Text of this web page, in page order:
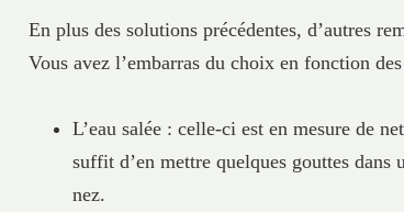
En plus des solutions précédentes, d’autres
Vous avez l’embarras du choix en fonction
L’eau salée : celle-ci est en mesure de
suffit d’en mettre quelques gouttes
nez.